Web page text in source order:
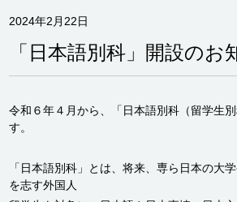
2024年2月22日
「日本語別科」開設のお
令和６年４月から、「日本語別科（留学生
す。
「日本語別科」とは、将来、専ら日本の大
を志す外国人